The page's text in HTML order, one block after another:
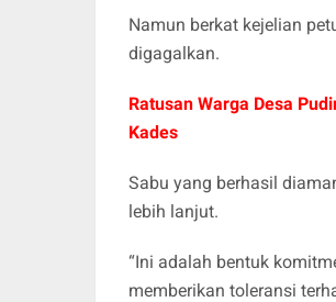
Namun berkat kejelian
digagalkan.
Ratusan Warga Desa
Kades
Sabu yang berhasil
lebih lanjut.
“Ini adalah bentuk
memberikan toleransi